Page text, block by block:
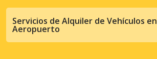
Servicios de Alquiler de Vehículos en
Aeropuerto